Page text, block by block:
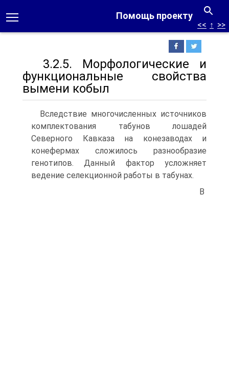
Помощь проекту
<< ↑ >>
3.2.5. Морфологические и
функциональные свойства
вымени кобыл
Вследствие многочисленных источников
комплектования табунов лошадей
Северного Кавказа на конезаводах и
конефермах сложилось разнообразие
генотипов. Данный фактор усложняет
ведение селекционной работы в табунах.
В